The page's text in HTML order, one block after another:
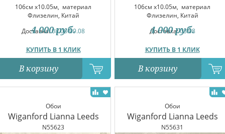
106см x10.05м, материал
Флизелин, Китай
Доставка:08.08-09.08
КУПИТЬ В 1 КЛИК
4 000 руб.
В корзину
106см x10.05м, материал
Флизелин, Китай
Доставка:08.08
КУПИТЬ В 1 КЛИК
4 000 руб.
В корзину
Обои
Wiganford Lianna Leeds
N55623
Обои
Wiganford Lianna Leeds
N55631